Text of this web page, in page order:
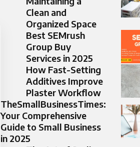
Clean and
Organized Space
Best SEMrush
Group Buy
Services in 2025
How Fast-Setting
Additives Improve
Plaster Workflow
TheSmallBusinessTimes:
Your Comprehensive
Guide to Small Business
in 2025